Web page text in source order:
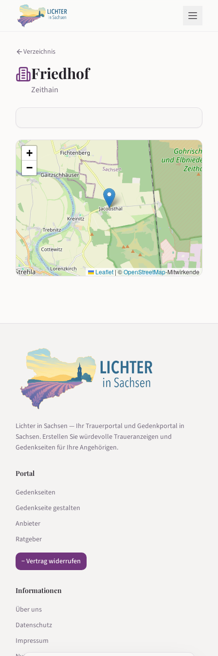
Verzeichnis
Friedhof
Zeithain
+
−
Leaflet | ©OpenStreetMap-Mitwirkende
Lichter in Sachsen — Ihr Trauerportal und Gedenkportal in
Sachsen. Erstellen Sie würdevolle Traueranzeigen und
Gedenkseiten für Ihre Angehörigen.
Portal
Gedenkseiten
Gedenkseite gestalten
Anbieter
Ratgeber
− Vertrag widerrufen
Informationen
Über uns
Datenschutz
Impressum